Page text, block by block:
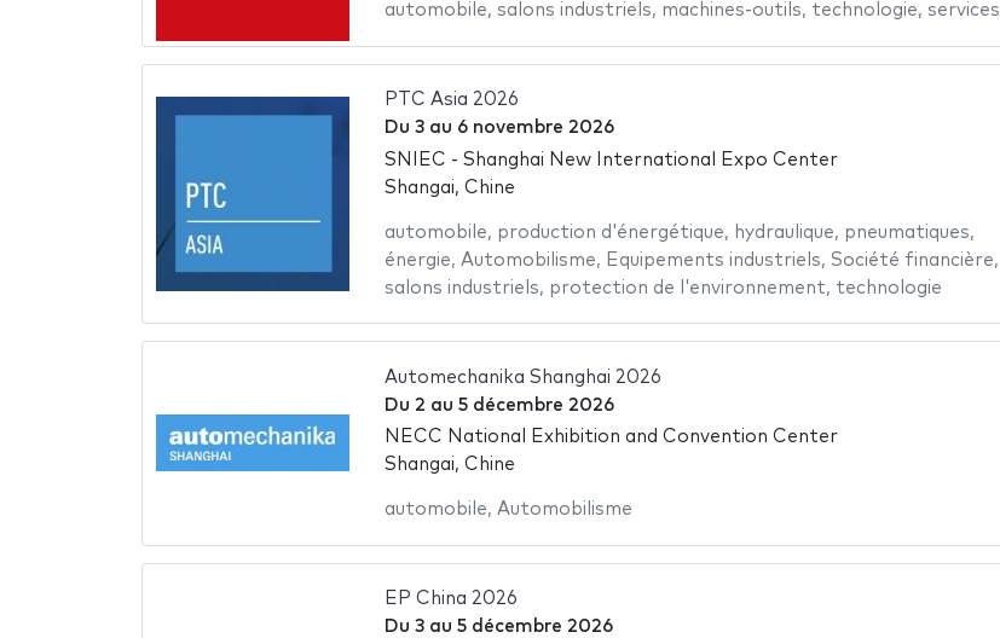
automobile, salons industriels, machines-outils, technologie, services
PTC Asia 2026
Du 3au 6 novembre 2026
SNIEC - Shanghai New International Expo Center
Shangai, Chine
automobile, production d'énergétique, hydraulique, pneumatiques,
énergie, Automobilisme, Equipements industriels, Société financière,
salons industriels, protection de l'environnement, technologie
Automechanika Shanghai 2026
Du 2 au 5 décembre 2026
NECC National Exhibition and Convention Center
Shangai, Chine
automobile, Automobilisme
EP China 2026
Du 3au 5 décembre 2026